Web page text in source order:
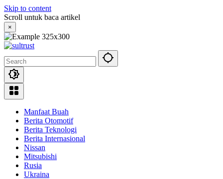
Skip to content
Scroll untuk baca artikel
×
Manfaat Buah
Berita Otomotif
Berita Teknologi
Berita Internasional
Nissan
Mitsubishi
Rusia
Ukraina